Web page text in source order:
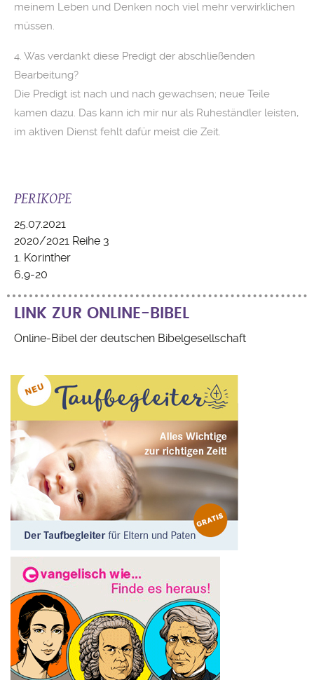
meinem Leben und Denken noch viel mehr verwirklichen
müssen.
4. Was verdankt diese Predigt der abschließenden
Bearbeitung?
Die Predigt ist nach und nach gewachsen; neue Teile
kamen dazu. Das kann ich mir nur als Ruheständler leisten,
im aktiven Dienst fehlt dafür meist die Zeit.
PERIKOPE
25.07.2021
2020/2021 Reihe 3
1. Korinther
6,9-20
LINK ZUR ONLINE-BIBEL
Online-Bibel der deutschen Bibelgesellschaft